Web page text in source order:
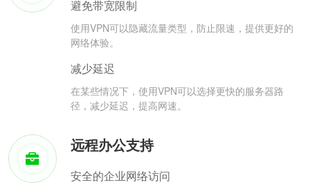
避免带宽限制
使用VPN可以隐藏流量类型，防止限速，提供更好的
网络体验。
减少延迟
在某些情况下，使用VPN可以选择更快的服务器路
径，减少延迟，提高网速。
远程办公支持
安全的企业网络访问